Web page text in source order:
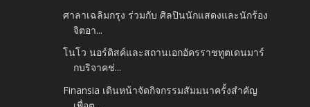
ศาลาเฉลิมกรุง ร่วมกับ ศิลปินนักแสดงและนักร้อง
จิตอา...
โนโว นอร์ดิสค์และสถานเอกอัครราชทูตเดนมาร์
กบริจาคช่...
Finansia เดินหน้าจัดกิจกรรมสัมมนาครั้งสำคัญ